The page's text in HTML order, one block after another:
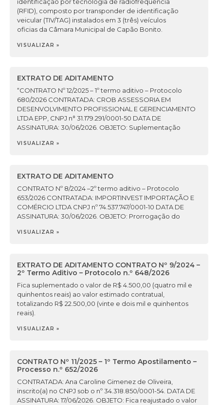
identificação por tecnologia de radiofrequência
(RFID), composto por transponder de identificação
veicular (TIV/TAG) instalados em 3 (três) veículos
oficias da Câmara Municipal de Capão Bonito.
VISUALIZAR »
EXTRATO DE ADITAMENTO
“CONTRATO Nº 12/2025 – 1º termo aditivo – Protocolo
680/2026 CONTRATADA: CROB ASSESSORIA EM
DESENVOLVIMENTO PROFISSIONAL E GERENCIAMENTO
LTDA EPP, CNPJ n° 31.179.291/0001-50 DATA DE
ASSINATURA: 30/06/2026. OBJETO: Suplementação
VISUALIZAR »
EXTRATO DE ADITAMENTO
CONTRATO Nº 8/2024 –2º termo aditivo – Protocolo
653/2026 CONTRATADA: IMPORTINVEST IMPORTAÇÃO E
COMÉRCIO LTDA CNPJ nº 74.537.747/0001-10 DATA DE
ASSINATURA: 30/06/2026. OBJETO: Prorrogação do
VISUALIZAR »
EXTRATO DE ADITAMENTO CONTRATO Nº 9/2024 –
2º Termo Aditivo – Protocolo n.º 648/2026
Fica suplementado o valor de R$ 4.500,00 (quatro mil e
quinhentos reais) ao valor estimado contratual,
totalizando R$ 22.500,00 (vinte e dois mil e quinhentos
reais).
VISUALIZAR »
CONTRATO Nº 11/2025 – 1º Termo Apostilamento –
Processo n.º 652/2026
CONTRATADA: Ana Caroline Gimenez de Oliveira,
inscrito(a) no CNPJ sob o nº 34.318.850/0001-54. DATA DE
ASSINATURA: 17/06/2026. OBJETO: Fica reajustado o valor